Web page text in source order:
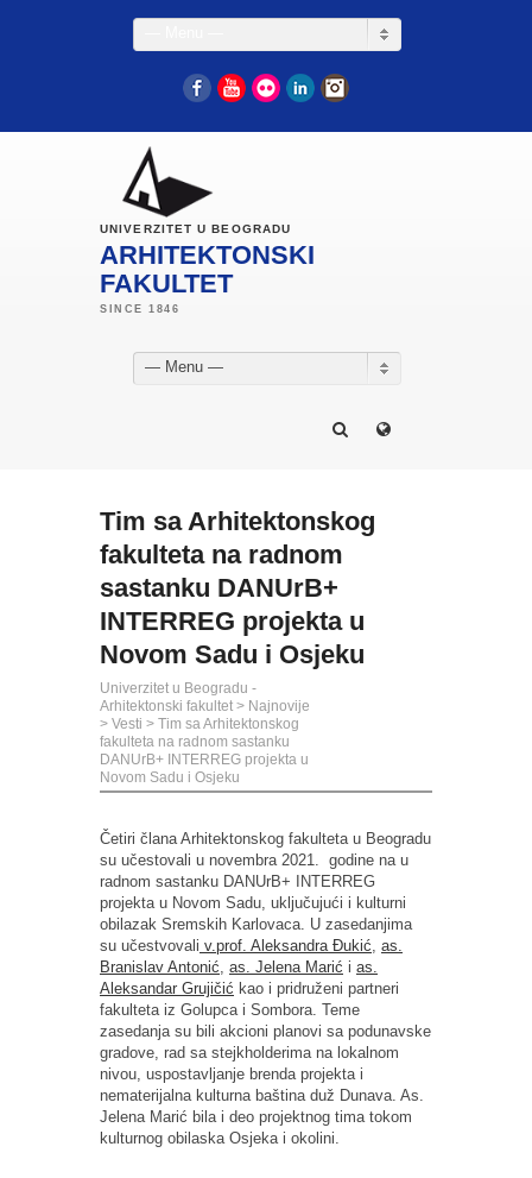
FacebookYouTube
Flickr LinkedIn
UNIVERZITET U BEOGRADU
ARHITEKTONSKI
FAKULTET
— Menu —
Tim sa Arhitektonskog
fakulteta na radnom
sastanku DANUrB+
INTERREG projekta u
Novom Sadu i Osjeku
Univerzitet u Beogradu -
Arhitektonski fakultet > Najnovije
> Vesti > Tim sa Arhitektonskog
fakulteta na radnom sastanku
DANUrB+ INTERREG projekta u
Novom Sadu i Osjeku
Četiri člana Arhitektonskog fakulteta u Beogradu
su učestovali u novembra 2021. godine na u
radnom sastanku DANUrB+ INTERREG
projekta u Novom Sadu, uključujući i kulturni
obilazak Sremskih Karlovaca. U zasedanjima
su učestvovali v.prof. Aleksandra Đukić, as.
Branislav Antonić, as. Jelena Marić i as.
Aleksandar Grujičić kao i pridruženi partneri
fakulteta iz Golupca i Sombora. Teme
zasedanja su bili akcioni planovi sa podunavske
gradove, rad sa stejkholderima na lokalnom
nivou, uspostavljanje brenda projekta i
nematerijalna kulturna baština duž Dunava. As.
Jelena Marić bila i deo projektnog tima tokom
kulturnog obilaska Osjeka i okolini.